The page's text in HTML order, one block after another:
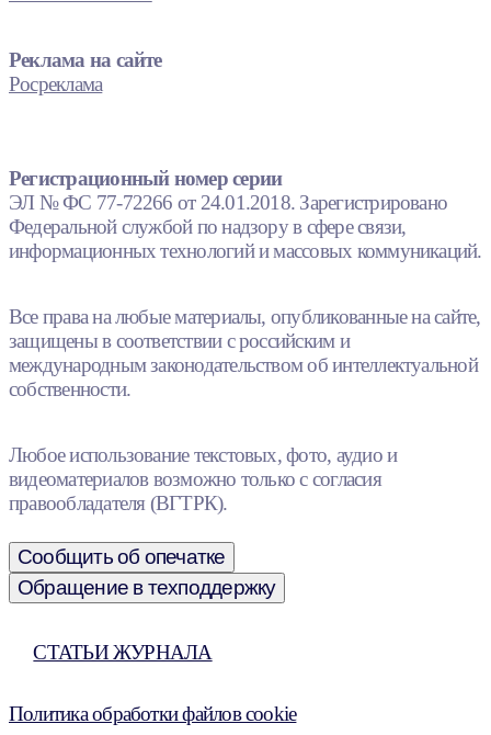
Реклама на сайте
Росреклама
Регистрационный номер серии
ЭЛ № ФС 77-72266 от 24.01.2018. Зарегистрировано
Федеральной службой по надзору в сфере связи,
информационных технологий и массовых коммуникаций.
Все права на любые материалы, опубликованные на сайте,
защищены в соответствии с российским и
международным законодательством об интеллектуальной
собственности.
Любое использование текстовых, фото, аудио и
видеоматериалов возможно только с согласия
правообладателя (ВГТРК).
Сообщить об опечатке
Обращение в техподдержку
СТАТЬИ ЖУРНАЛА
Политика обработки файлов cookie